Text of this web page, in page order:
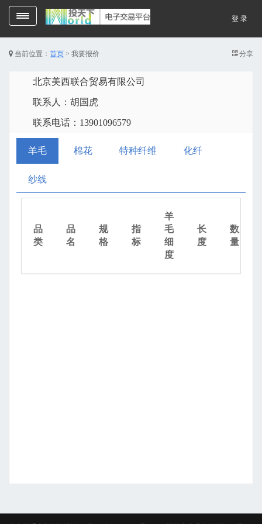
登 录
Toggle
navigation
当前位置： 首页 > 我要报价 分享
北京美西联合贸易有限公司
联系人：胡国虎
联系电话：13901096579
羊毛 棉花 特种纤维 化纤
纱线
品
类
品
名
规
格
指
标
羊
毛
细
度
长
度
数
量